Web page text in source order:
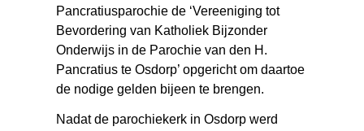
Pancratiusparochie de ‘Vereeniging tot
Bevordering van Katholiek Bijzonder
Onderwijs in de Parochie van den H.
Pancratius te Osdorp’ opgericht om daartoe
de nodige gelden bijeen te brengen.
Nadat de parochiekerk in Osdorp werd